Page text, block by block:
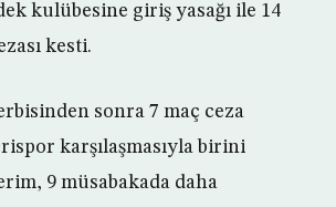
kulübesine giriş yasağı ile 14
kesti.
sonra 7 maç ceza
karşılaşmasıyla birini
9 müsabakada daha